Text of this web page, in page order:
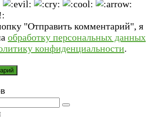
"Отправить комментарий", я
обработку персональных данных
конфиденциальности.